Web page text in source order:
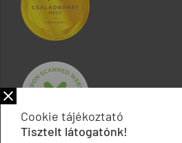
Cookie tájékoztató
Tisztelt látogatónk!